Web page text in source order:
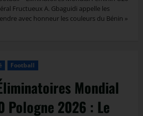
Fructueux A. Gbaguidi appelle les
avec honneur les couleurs du Bénin »
Football
Mondial
Pologne 2026 : Le